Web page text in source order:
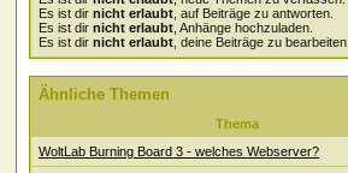
Es ist dir nicht erlaubt , auf Beiträge zu antworten.
Es ist dir nicht erlaubt , Anhänge hochzuladen.
Es ist dir nicht erlaubt , deine Beiträge zu bearbeiten.
Ähnliche Themen
Thema
WoltLab Burning Board 3 - welches Webserver?